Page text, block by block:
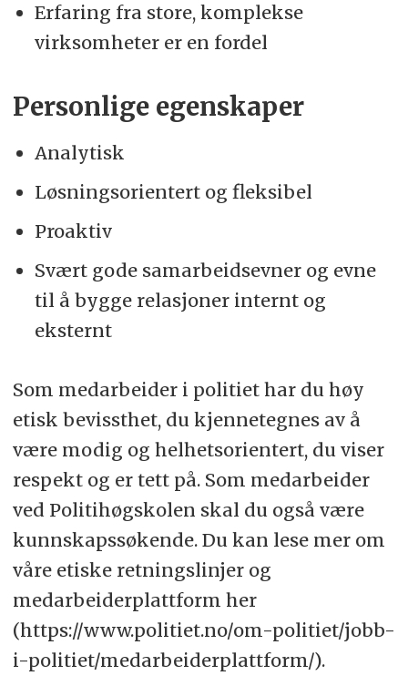
Erfaring fra store, komplekse
virksomheter er en fordel
Personlige egenskaper
Analytisk
Løsningsorientert og fleksibel
Proaktiv
Svært gode samarbeidsevner og evne
til å bygge relasjoner internt og
eksternt
Som medarbeider i politiet har du høy
etisk bevissthet, du kjennetegnes av å
være modig og helhetsorientert, du viser
respekt og er tett på. Som medarbeider
ved Politihøgskolen skal du også være
kunnskapssøkende. Du kan lese mer om
våre etiske retningslinjer og
medarbeiderplattform her
(https://www.politiet.no/om-politiet/jobb-
i-politiet/medarbeiderplattform/).